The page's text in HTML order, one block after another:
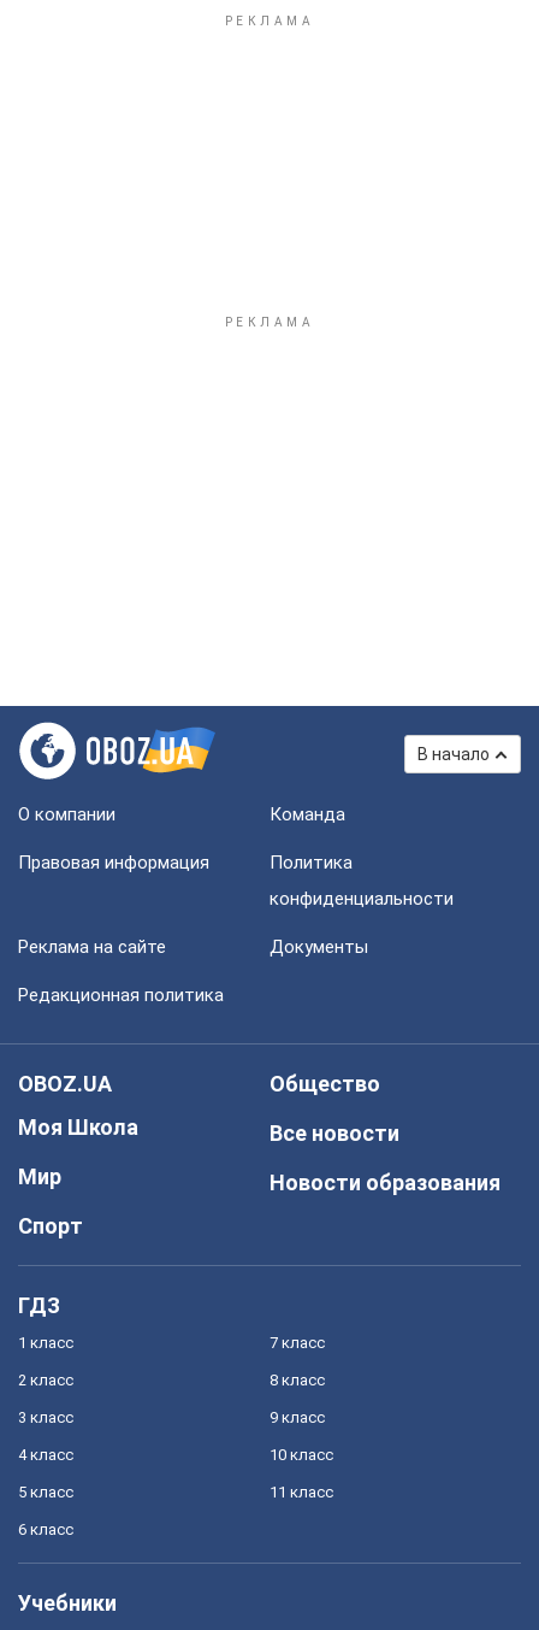
В начало
О компании Команда
Правовая информация
Политика
конфиденциальности
Реклама на сайте Документы
Редакционная политика
OBOZ.UA
Моя Школа
Мир
Спорт
Общество
Все новости
Новости образования
ГДЗ
1 класс
2 класс
3 класс
4 класс
5 класс
6 класс
7 класс
8 класс
9 класс
10 класс
11 класс
Учебники